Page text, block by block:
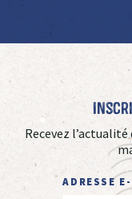
Recevez
ADRESSE